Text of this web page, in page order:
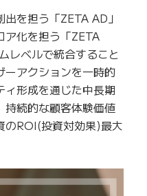
を担う「ZETA AD」
ア化を担う「ZETA
レベルで統合すること
アクションを一時的
ィ形成を通じた中長期
続的な顧客体験価値
のROI(投資対効果)最大